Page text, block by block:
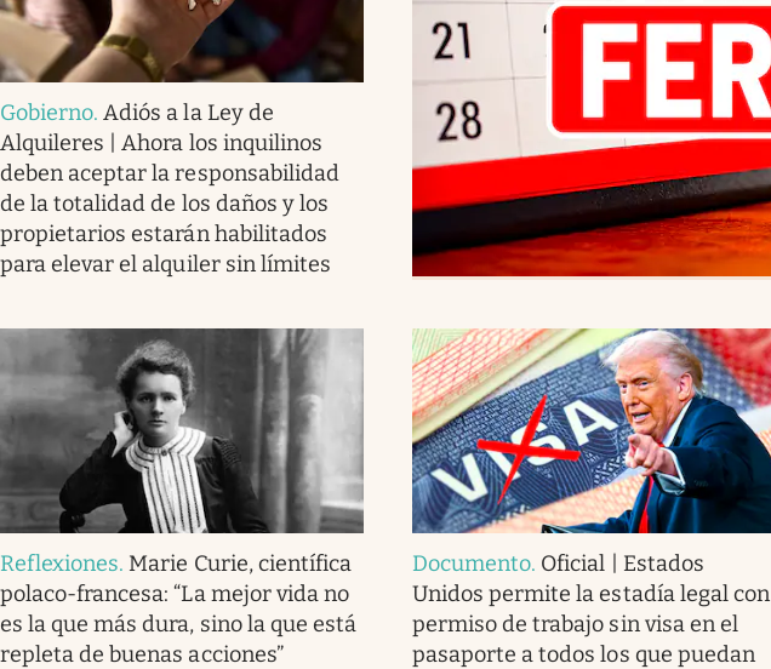
Gobierno.Adiós a la Ley de
Alquileres | Ahora los inquilinos
deben aceptar la responsabilidad
de la totalidad de los daños y los
propietarios estarán habilitados
para elevar el alquiler sin límites
Reflexiones. Marie Curie, científica
polaco-francesa: “La mejor vida no
es la que más dura, sino la que está
repleta de buenas acciones”
Documento. Oficial | Estados
Unidos permite la estadía legal con
permiso de trabajo sin visa en el
pasaporte a todos los que puedan